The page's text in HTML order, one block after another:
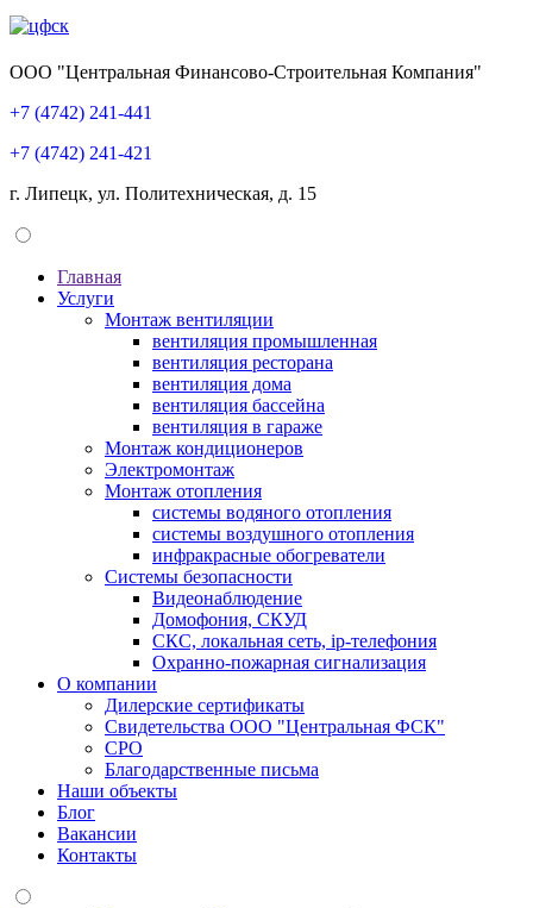
ООО "Центральная Финансово-Строительная Компания"
+7 (4742) 241-441
+7 (4742) 241-421
г. Липецк, ул. Политехническая, д. 15
Главная
Услуги
Монтаж вентиляции
вентиляция промышленная
вентиляция ресторана
вентиляция дома
вентиляция бассейна
вентиляция в гараже
Монтаж кондиционеров
Электромонтаж
Монтаж отопления
системы водяного отопления
системы воздушного отопления
инфракрасные обогреватели
Системы безопасности
Видеонаблюдение
Домофония, СКУД
СКС, локальная сеть, ip-телефония
Охранно-пожарная сигнализация
О компании
Дилерские сертификаты
Cвидетельства ООО "Центральная ФСК"
CРО
Благодарственные письма
Наши объекты
Блог
Вакансии
Контакты